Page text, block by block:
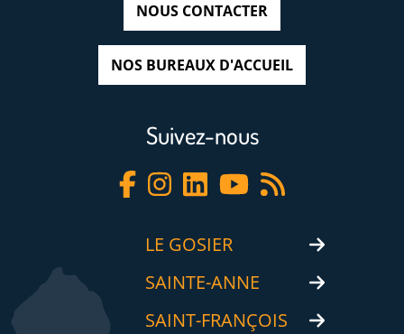
NOUS CONTACTER
NOS BUREAUX D'ACCUEIL
Suivez-nous
LE GOSIER
SAINTE-ANNE
SAINT-FRANÇOIS